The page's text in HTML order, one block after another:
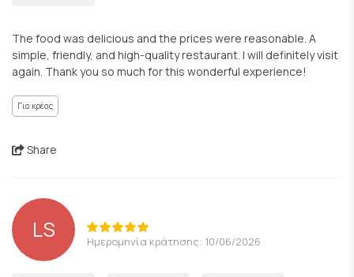
The food was delicious and the prices were reasonable. A
simple, friendly, and high-quality restaurant. I will definitely visit
again. Thank you so much for this wonderful experience!
Για κρέας
Share
LS Ημερομηνία κράτησης: 10/06/2026